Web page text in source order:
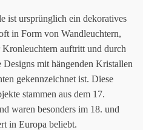
ist ursprünglich ein dekoratives
in Form von Wandleuchtern,
Kronleuchtern auftritt und durch
Designs mit hängenden Kristallen
gekennzeichnet ist. Diese
stammen aus dem 17.
waren besonders im 18. und
in Europa beliebt.